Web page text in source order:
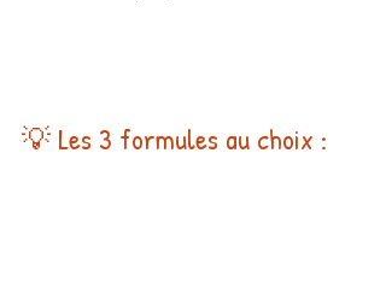
💡 Les 3 formules au choix :